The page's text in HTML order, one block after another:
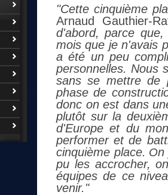
"Cette cinquième
Arnaud Gauthier-
d'abord, parce
mois que je n'avais
a été un peu
personnelles. Nous
sans se mettre de
phase de
donc on est dans
plutôt sur la
d'Europe et du
performer et de
cinquième place. On
pu les accrocher,
équipes de ce
venir."